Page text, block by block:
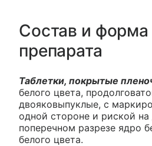
Состав и форма
препарата
Таблетки, покрытые
белого цвета,
двояковыпуклые, с
одной стороне и риской на
поперечном разрезе ядро
белого цвета.